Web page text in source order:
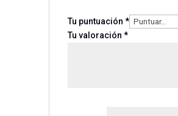
Tu puntuación *
Tu valoración *